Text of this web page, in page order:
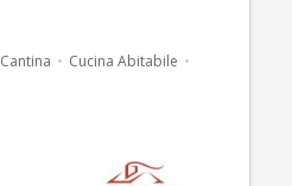
Cantina
Cucina Abitabile